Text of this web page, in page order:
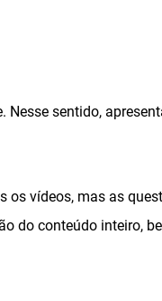
Nesse sentido,
os vídeos, mas as
do conteúdo inteiro,